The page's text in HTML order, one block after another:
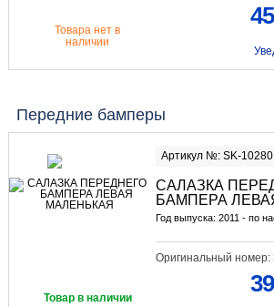
Товара нет в
наличии
Передние бамперы
Артикул №: SK-10280
САЛАЗКА
БАМПЕРА
Год выпуска: 2011 - по
Оригинальный номер:
Товар в наличии